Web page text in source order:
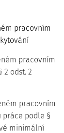
pracovním
pracovním
2 odst. 2
pracovním
práce podle §
minimální